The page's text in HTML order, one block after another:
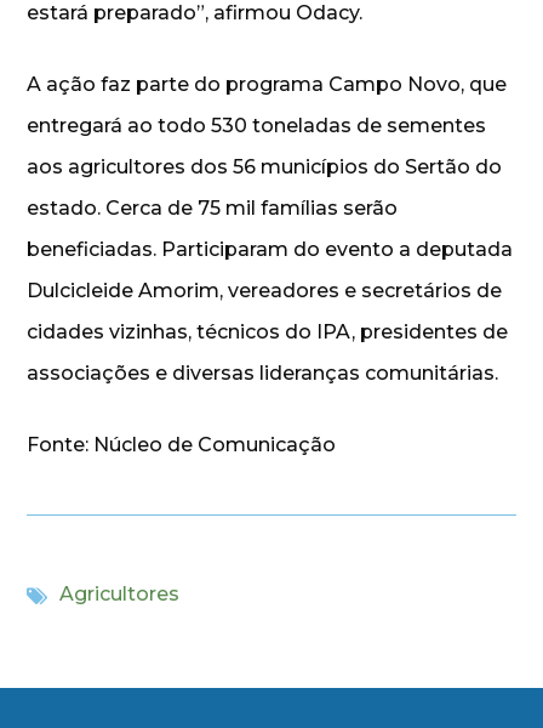
estará preparado”, afirmou Odacy.
A ação faz parte do programa Campo Novo, que
entregará ao todo 530 toneladas de sementes
aos agricultores dos 56 municípios do Sertão do
estado. Cerca de 75 mil famílias serão
beneficiadas. Participaram do evento a deputada
Dulcicleide Amorim, vereadores e secretários de
cidades vizinhas, técnicos do IPA, presidentes de
associações e diversas lideranças comunitárias.
Fonte: Núcleo de Comunicação
Agricultores